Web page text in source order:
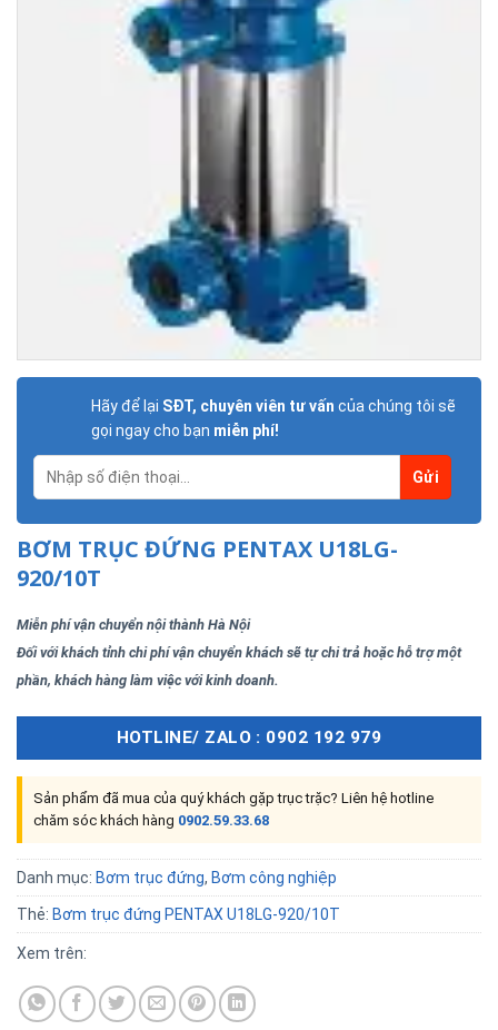
Hãy để lại SĐT, chuyên viên tư vấn của chúng tôi sẽ
gọi ngay cho bạn miễn phí!
BƠM TRỤC ĐỨNG PENTAX U18LG-
920/10T
Miễn phí vận chuyển nội thành Hà Nội
Đối với khách tỉnh chi phí vận chuyển khách sẽ tự chi trả hoặc hỗ trợ một
phần, khách hàng làm việc với kinh doanh.
HOTLINE/ ZALO : 0902 192 979
Sản phẩm đã mua của quý khách gặp trục trặc? Liên hệ hotline
chăm sóc khách hàng 0902.59.33.68
Danh mục: Bơm trục đứng, Bơm công nghiệp
Thẻ: Bơm trục đứng PENTAX U18LG-920/10T
Xem trên: